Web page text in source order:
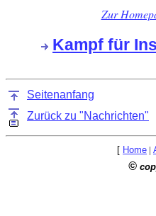
Zur
Kampf für
Seitenanfang
Zurück zu "Nachrichten"
[ Home |
©